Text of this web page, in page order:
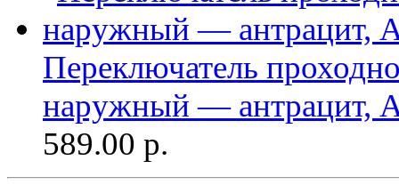
Переключатель
наружный — антрацит,
589.00 р.